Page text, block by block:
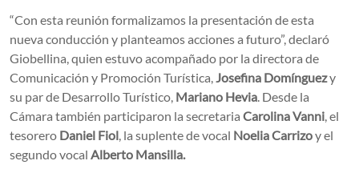
“Con esta reunión formalizamos la presentación de esta
nueva conducción y planteamos acciones a futuro”, declaró
Giobellina, quien estuvo acompañado por la directora de
Comunicación y Promoción Turística,Josefina Domínguezy
su par de Desarrollo Turístico, Mariano Hevia. Desde la
Cámara también participaron la secretaria Carolina Vanni, el
tesorero Daniel Fiol, la suplente de vocal Noelia Carrizoy el
segundo vocal Alberto Mansilla.